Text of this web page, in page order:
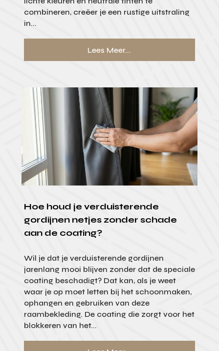
combineren, creëer je een rustige uitstraling
in...
Lees Meer...
Hoe houd je verduisterende
gordijnen netjes zonder schade
aan de coating?
Wil je dat je verduisterende gordijnen
jarenlang mooi blijven zonder dat de speciale
coating beschadigt? Dat kan, als je weet
waar je op moet letten bij het schoonmaken,
ophangen en gebruiken van deze
raambekleding. De coating die zorgt voor het
blokkeren van het...